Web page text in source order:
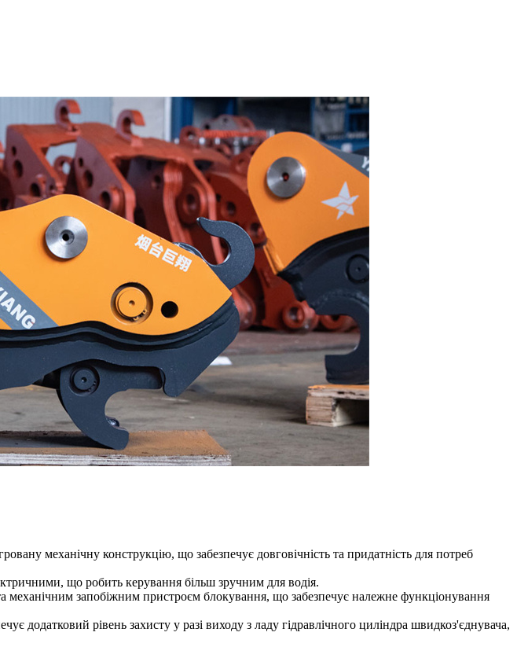
механічну конструкцію, що забезпечує довговічність та придатність для потреб
що робить керування більш зручним для водія.
механічним запобіжним пристроєм блокування, що забезпечує належне функціонування
рівень захисту у разі виходу з ладу гідравлічного циліндра швидкоз'єднувача,